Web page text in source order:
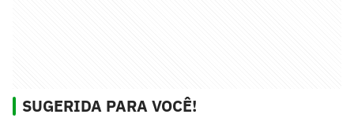
SUGERIDA PARA VOCÊ!